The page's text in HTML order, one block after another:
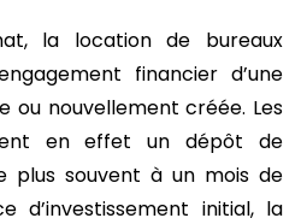
la location de bureaux
financier d’une
ou nouvellement créée. Les
en effet un dépôt de
plus souvent à un mois de
d’investissement initial, la